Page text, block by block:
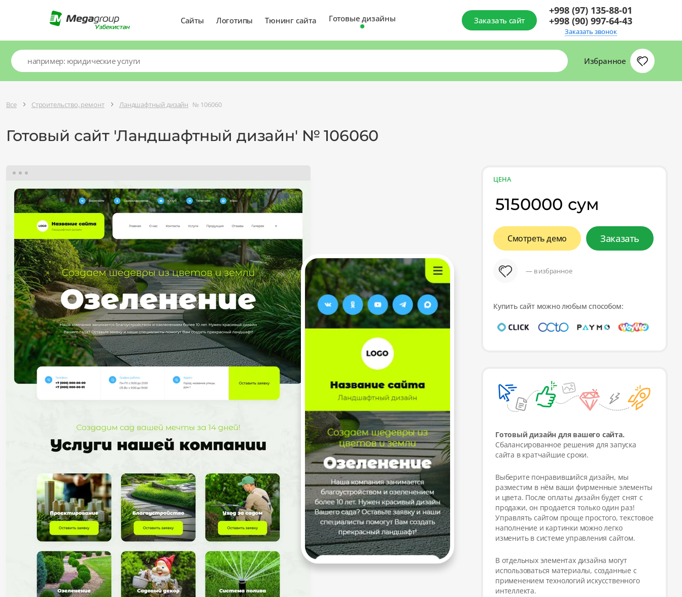
Сайты Логотипы Тюнинг сайта Готовые дизайны Заказать сайт
+998 (97) 135-88-01
+998 (90) 997-64-43
Заказать звонок
Избранное
Все Строительство, ремонт Ландшафтный дизайн № 106060
Готовый сайт 'Ландшафтный дизайн' № 106060
ЦЕНА
5150000 сум
Смотреть демо Заказать
— в избранное
Купить сайт можно любым способом:
Готовый дизайн для вашего сайта.
Сбалансированное решения для запуска
сайта в кратчайшие сроки.
Выберите понравившийся дизайн, мы
разместим в нём ваши фирменные элементы
и цвета. После оплаты дизайн будет снят с
продажи, он продается только один раз!
Управлять сайтом проще простого, текстовое
наполнение и картинки можно легко
изменить в системе управления сайтом.
В отдельных элементах дизайна могут
использоваться материалы, созданные с
применением технологий искусственного
интеллекта.